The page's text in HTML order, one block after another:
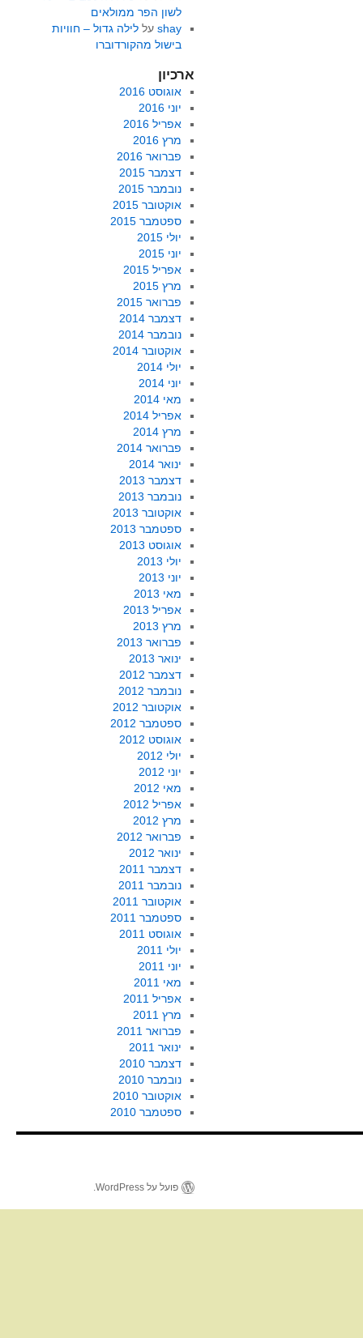
לשון הפר ממולאים
shayעל לילה גדול – חוויות
בישול מהקורדוברו
ארכיון
אוגוסט 2016
יוני 2016
אפריל 2016
מרץ 2016
פברואר 2016
דצמבר 2015
נובמבר 2015
אוקטובר 2015
ספטמבר 2015
יולי 2015
יוני 2015
אפריל 2015
מרץ 2015
פברואר 2015
דצמבר 2014
נובמבר 2014
אוקטובר 2014
יולי 2014
יוני 2014
מאי 2014
אפריל 2014
מרץ 2014
פברואר 2014
ינואר 2014
דצמבר 2013
נובמבר 2013
אוקטובר 2013
ספטמבר 2013
אוגוסט 2013
יולי 2013
יוני 2013
מאי 2013
אפריל 2013
מרץ 2013
פברואר 2013
ינואר 2013
דצמבר 2012
נובמבר 2012
אוקטובר 2012
ספטמבר 2012
אוגוסט 2012
יולי 2012
יוני 2012
מאי 2012
אפריל 2012
מרץ 2012
פברואר 2012
ינואר 2012
דצמבר 2011
נובמבר 2011
אוקטובר 2011
ספטמבר 2011
אוגוסט 2011
יולי 2011
יוני 2011
מאי 2011
אפריל 2011
מרץ 2011
פברואר 2011
ינואר 2011
דצמבר 2010
נובמבר 2010
אוקטובר 2010
ספטמבר 2010
פועל על WordPress.